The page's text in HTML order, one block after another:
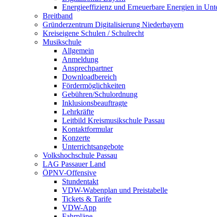
Energieeffizienz und Erneuerbare Energien in
Breitband
Gründerzentrum Digitalisierung Niederbayern
Kreiseigene Schulen / Schulrecht
Musikschule
Allgemein
Anmeldung
Ansprechpartner
Downloadbereich
Fördermöglichkeiten
Gebühren/Schulordnung
Inklusionsbeauftragte
Lehrkräfte
Leitbild Kreismusikschule Passau
Kontaktformular
Konzerte
Unterrichtsangebote
Volkshochschule Passau
LAG Passauer Land
ÖPNV-Offensive
Stundentakt
VDW-Wabenplan und Preistabelle
Tickets & Tarife
VDW-App